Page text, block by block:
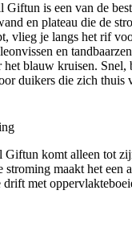
Giftun is een van de
en plateau die de
vlieg je langs het rif
en
blauw kruisen. Snel,
duikers die zich thuis
Giftun komt alleen tot
maakt het een
met